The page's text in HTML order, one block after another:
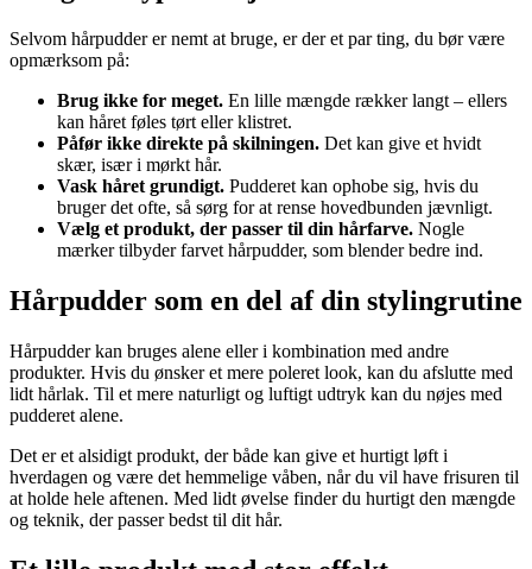
Selvom hårpudder er nemt at bruge, er der et par ting, du bør være
opmærksom på:
Brug ikke for meget. En lille mængde rækker langt – ellers
kan håret føles tørt eller klistret.
Påfør ikke direkte på skilningen. Det kan give et hvidt
skær, især i mørkt hår.
Vask håret grundigt. Pudderet kan ophobe sig, hvis du
bruger det ofte, så sørg for at rense hovedbunden jævnligt.
Vælg et produkt, der passer til din hårfarve. Nogle
mærker tilbyder farvet hårpudder, som blender bedre ind.
Hårpudder som en del af din stylingrutine
Hårpudder kan bruges alene eller i kombination med andre
produkter. Hvis du ønsker et mere poleret look, kan du afslutte med
lidt hårlak. Til et mere naturligt og luftigt udtryk kan du nøjes med
pudderet alene.
Det er et alsidigt produkt, der både kan give et hurtigt løft i
hverdagen og være det hemmelige våben, når du vil have frisuren til
at holde hele aftenen. Med lidt øvelse finder du hurtigt den mængde
og teknik, der passer bedst til dit hår.